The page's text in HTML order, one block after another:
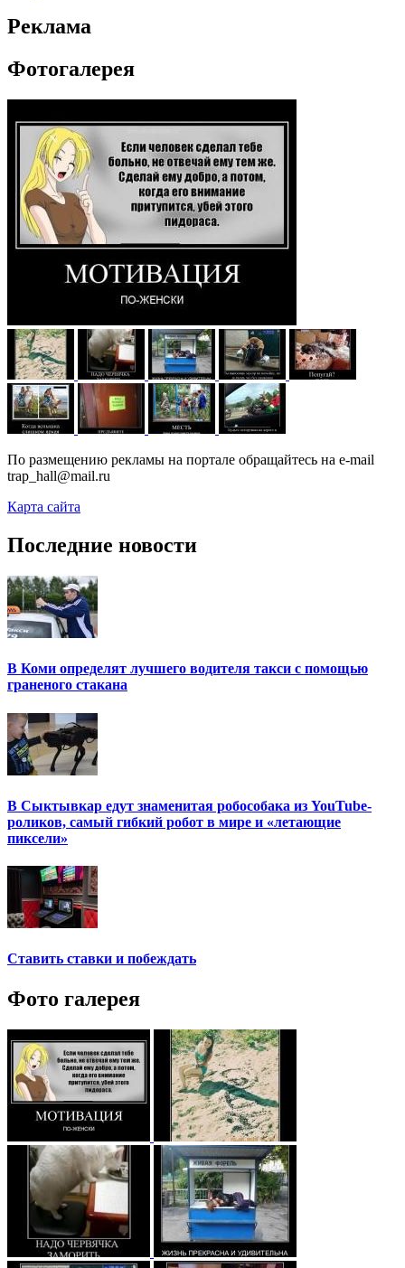
Реклама
Фотогалерея
По размещению рекламы на портале обращайтесь на e-mail
trap_hall@mail.ru
Карта сайта
Последние новости
В Коми определят лучшего водителя такси с помощью
граненого стакана
В Сыктывкар едут знаменитая робособака из YouTube-
роликов, самый гибкий робот в мире и «летающие
пиксели»
Ставить ставки и побеждать
Фото галерея